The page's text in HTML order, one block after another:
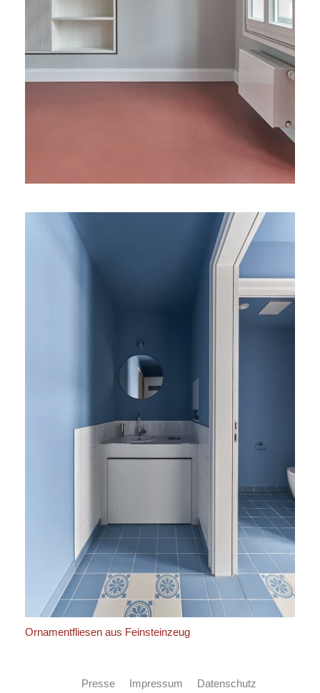
Ornamentfliesen aus Feinsteinzeug
Presse Impressum Datenschutz